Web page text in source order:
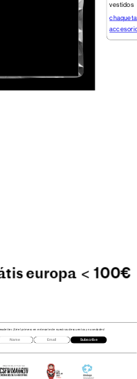
europa < 100€
Subscribe
vestidos
el primero en enterarte de nuestros descuentos y novedades!